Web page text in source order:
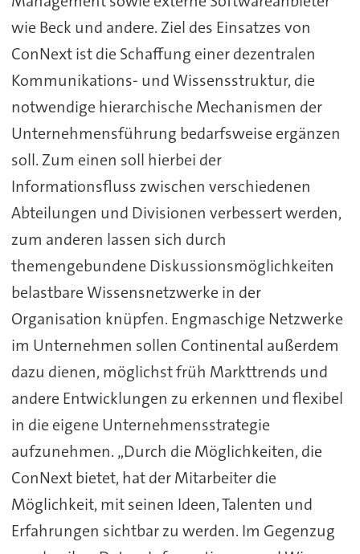
wie Beck und andere. Ziel des Einsatzes von
ConNext ist die Schaffung einer dezentralen
Kommunikations- und Wissensstruktur, die
notwendige hierarchische Mechanismen der
Unternehmensführung bedarfsweise ergänzen
soll. Zum einen soll hierbei der
Informationsfluss zwischen verschiedenen
Abteilungen und Divisionen verbessert werden,
zum anderen lassen sich durch
themengebundene Diskussionsmöglichkeiten
belastbare Wissensnetzwerke in der
Organisation knüpfen. Engmaschige Netzwerke
im Unternehmen sollen Continental außerdem
dazu dienen, möglichst früh Markttrends und
andere Entwicklungen zu erkennen und flexibel
in die eigene Unternehmensstrategie
aufzunehmen. „Durch die Möglichkeiten, die
ConNext bietet, hat der Mitarbeiter die
Möglichkeit, mit seinen Ideen, Talenten und
Erfahrungen sichtbar zu werden. Im Gegenzug